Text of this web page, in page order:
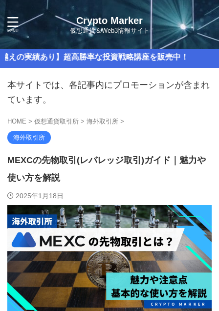
Crypto Marker
仮想通貨＆Web3情報サイト
り】超高勝率な投資戦略講座を販売中！
本サイトでは、各記事内にプロモーションが含まれ
ています。
HOME > 仮想通貨取引所 > 海外取引所 >
海外取引所
MEXCの先物取引(レバレッジ取引)ガイド｜魅力や
使い方を解説
2025年1月18日